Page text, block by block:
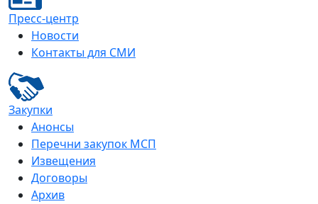
Пресс-центр
Новости
Контакты для СМИ
Закупки
Анонсы
Перечни закупок МСП
Извещения
Договоры
Архив